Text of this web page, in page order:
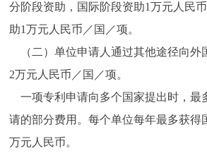
分阶段资助，国际阶段资助1万元人民
助1万元人民币／国／项。
（二）单位申请人通过其他途径向外
2万元人民币／国／项。
一项专利申请向多个国家提出时，最
请的部分费用。每个单位每年最多获得
万元人民币。